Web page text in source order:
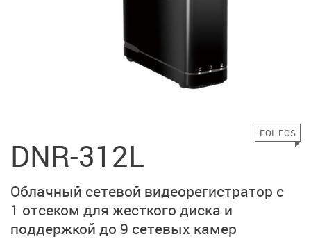
DNR-312L
EOL EOS
Облачный сетевой видеорегистратор с
1 отсеком для жесткого диска и
поддержкой до 9 сетевых камер